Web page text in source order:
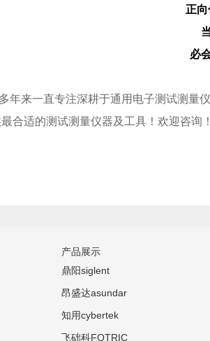
正
必
年来一直专注深耕于通用电子测试测量
合适的测试测量仪器及工具！欢迎咨询！
产品展示
鼎阳siglent
昂盛达asundar
知用cybertek
飞础科FOTRIC